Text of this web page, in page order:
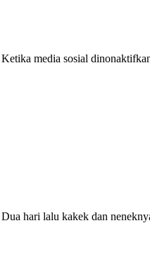
media sosial
hari lalu kakek dan